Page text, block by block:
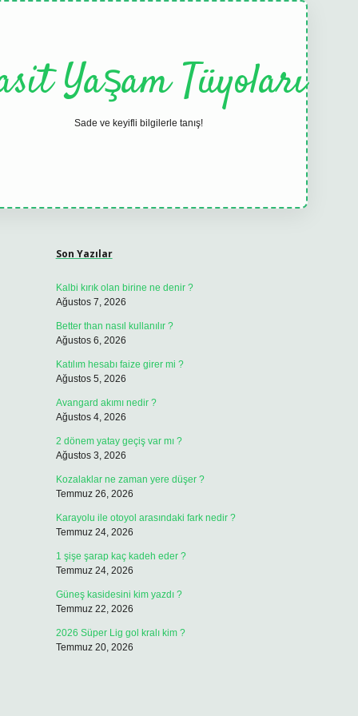
Yaşam Tüyoları
Sade ve keyifli bilgilerle tanış!
Son Yazılar
Kalbi kırık olan birine ne denir ?
Ağustos 7, 2026
Better than nasıl kullanılır ?
Ağustos 6, 2026
Katılım hesabı faize girer mi ?
Ağustos 5, 2026
Avangard akımı nedir ?
Ağustos 4, 2026
2 dönem yatay geçiş var mı ?
Ağustos 3, 2026
Kozalaklar ne zaman yere düşer ?
Temmuz 26, 2026
Karayolu ile otoyol arasındaki fark nedir ?
Temmuz 24, 2026
1 şişe şarap kaç kadeh eder ?
Temmuz 24, 2026
Güneş kasidesini kim yazdı ?
Temmuz 22, 2026
2026 Süper Lig gol kralı kim ?
Temmuz 20, 2026